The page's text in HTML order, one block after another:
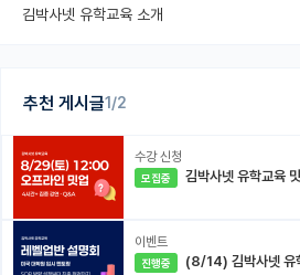
추천 게시글1/2
수강 신청
모집중 김박사넷 유학교육
이벤트
진행중 (8/14) 김박사넷 유
김박사넷 유학교육 소개